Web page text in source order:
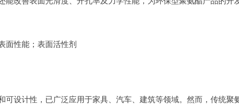
面性能；表面活性剂
可设计性，已广泛应用于家具、汽车、建筑等领域。然而，传统聚